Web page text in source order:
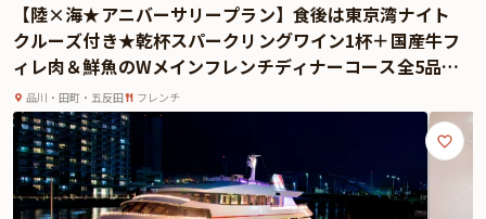
内します。ご家族との会話を楽しみながら、熟練の職人こだわりの料理をご堪
能ください。
お召し上がりいただくのは、彩り豊かな会席料理コース全9品。メインには鯛
の塩釜焼きをご用意しますので、華やかなお祝いのひとときをお過ごしくださ
い。
また、ご長寿祝いに欠かせないちゃんちゃんこをご用意します。ご年齢（お祝
いの名称）でシンボルカラー（赤・紫・黄・白）が変わりますので、ご予約の
際にご年齢をご記入ください。
【陸×海★アニバーサリープラン】食後は東京湾ナイト
クルーズ付き★乾杯スパークリングワイン1杯＋国産牛フ
ィレ肉＆鮮魚のWメインフレンチディナーコース全5品
+メッセージ入り還暦お祝いケーキ付き＋食後のナイトク
ルーズはフリードリンク
品川・田町・五反田 フレンチ